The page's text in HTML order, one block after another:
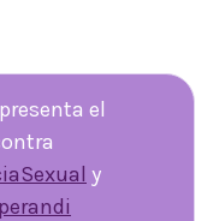
presenta el
y